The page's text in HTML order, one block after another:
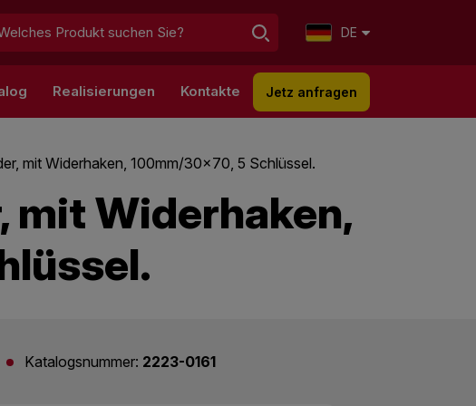
DE
Realisierungen Kontakte Jetz anfragen
mit Widerhaken, 100mm/30x70, 5 Schlüssel.
mit Widerhaken,
Katalogsnummer: 2223-0161